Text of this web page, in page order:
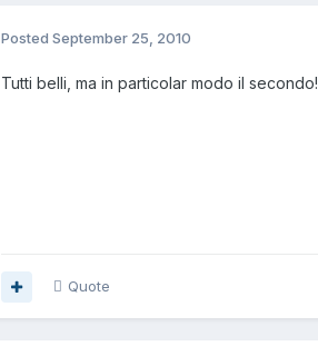
Posted September 25, 2010
Tutti belli, ma in particolar modo il secondo!
Quote